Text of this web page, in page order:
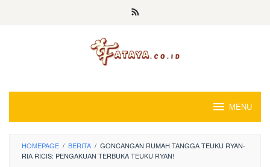
MENU
HOMEPAGE / BERITA / GONCANGAN RUMAH TANGGA TEUKU RYAN-
RIA RICIS: PENGAKUAN TERBUKA TEUKU RYAN!